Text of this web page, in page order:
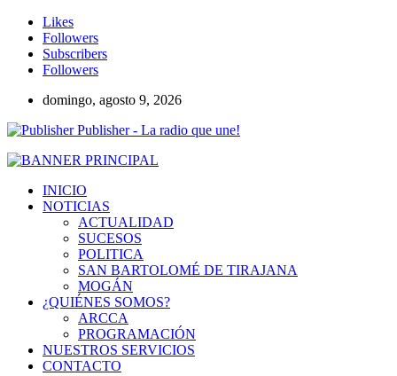
Likes
Followers
Subscribers
Followers
domingo, agosto 9, 2026
Publisher - La radio que une!
INICIO
NOTICIAS
ACTUALIDAD
SUCESOS
POLITICA
SAN BARTOLOMÉ DE TIRAJANA
MOGÁN
¿QUIÉNES SOMOS?
ARCCA
PROGRAMACIÓN
NUESTROS SERVICIOS
CONTACTO